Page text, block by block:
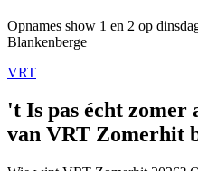
Opnames show 1 en 2 op
Blankenberge
VRT
't Is pas écht zomer
van VRT Zomerhit